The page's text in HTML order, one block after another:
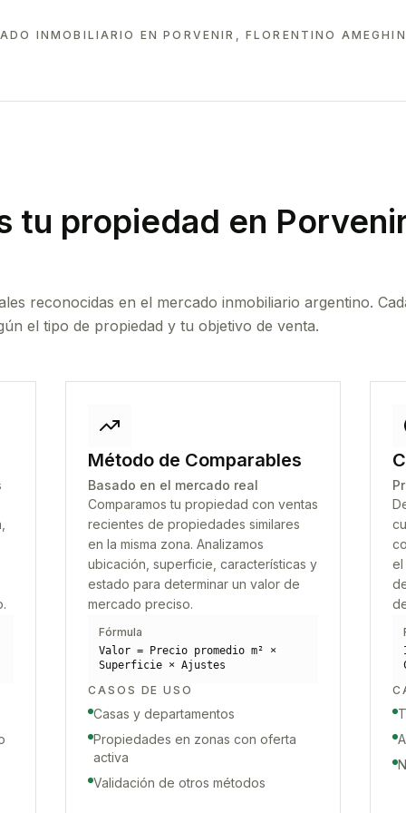
INMOBILIARIO ENPORVENIR, FLORENTINO
tu propiedad en
reconocidas en el mercado inmobiliario argentino.
el tipo de propiedad y tu objetivo de venta.
Método de Comparables
Basado en el mercado real
Comparamos tu propiedad con ventas
recientes de propiedades similares
en la misma zona. Analizamos
ubicación, superficie, características y
estado para determinar un valor de
mercado preciso.
Fórmula
Valor = Precio promedio m² ×
Superficie × Ajustes
CASOS DE USO
Casas y departamentos
Propiedades en zonas con oferta
activa
Validación de otros métodos
el